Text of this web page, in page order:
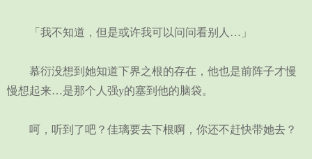
「我不知道，但是或许我可以问问看别人…」
慕衍没想到她知道下界之根的存在，他也是前阵子才慢
慢想起来…是那个人强y的塞到他的脑袋。
呵，听到了吧？佳璃要去下根啊，你还不赶快带她去？